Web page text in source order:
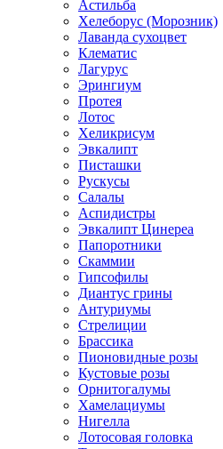
Астильба
Хелеборус (Морозник)
Лаванда сухоцвет
Клематис
Лагурус
Эрингиум
Протея
Лотос
Хеликрисум
Эвкалипт
Писташки
Рускусы
Салалы
Аспидистры
Эвкалипт Цинереа
Папоротники
Скаммии
Гипсофилы
Диантус грины
Антуриумы
Стрелиции
Брассика
Пионовидные розы
Кустовые розы
Орнитогалумы
Хамелациумы
Нигелла
Лотосовая головка